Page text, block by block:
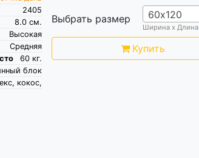
2405
см.
8.0
Высокая
Средняя
кг.
60
блок
кокос,
Выбрать размер 60х120
Ширина х Длина
Купить